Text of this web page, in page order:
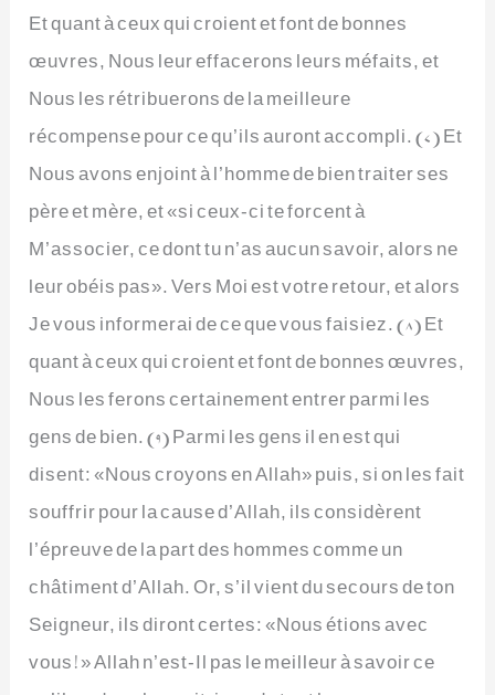
Et quant à ceux qui croient et font de bonnes
œuvres, Nous leur effacerons leurs méfaits, et
Nous les rétribuerons de la meilleure
récompense pour ce qu’ils auront accompli. (7) Et
Nous avons enjoint à l’homme de bien traiter ses
père et mère, et «si ceux-ci te forcent à
M’associer, ce dont tu n’as aucun savoir, alors ne
leur obéis pas». Vers Moi est votre retour, et alors
Je vous informerai de ce que vous faisiez. (8) Et
quant à ceux qui croient et font de bonnes œuvres,
Nous les ferons certainement entrer parmi les
gens de bien. (9) Parmi les gens il en est qui
disent: «Nous croyons en Allah» puis, si on les fait
souffrir pour la cause d’Allah, ils considèrent
l’épreuve de la part des hommes comme un
châtiment d’Allah. Or, s’il vient du secours de ton
Seigneur, ils diront certes: «Nous étions avec
vous!» Allah n’est-Il pas le meilleur à savoir ce